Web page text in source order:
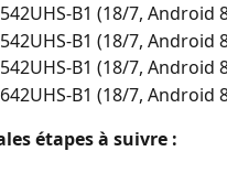
B1 (18/7, Android
B1 (18/7, Android
B1 (18/7, Android
B1 (18/7, Android
étapes à suivre :